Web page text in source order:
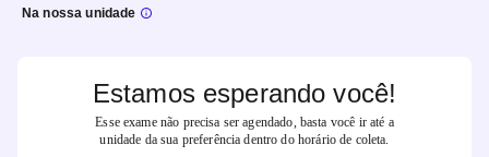
Na nossa unidade
Estamos esperando você!
Esse exame não precisa ser agendado, basta você ir até a
unidade da sua preferência dentro do horário de coleta.